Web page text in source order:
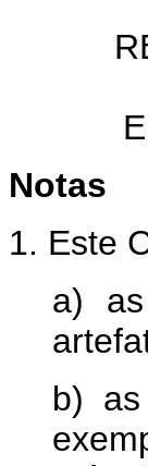
Notas
1. Este
a)
b) as